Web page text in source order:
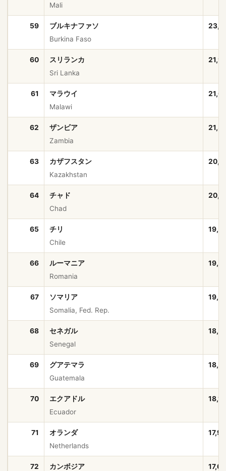
Mali
59
ブルキナファソ
Burkina Faso
60
スリランカ
Sri Lanka
61
マラウイ
Malawi
62
ザンビア
Zambia
63
カザフスタン
Kazakhstan
64
チャド
Chad
65
チリ
Chile
66
ルーマニア
Romania
67
ソマリア
Somalia, Fed. Rep.
68
セネガル
Senegal
69
グアテマラ
Guatemala
70
エクアドル
Ecuador
71
オランダ
Netherlands
72
カンボジア